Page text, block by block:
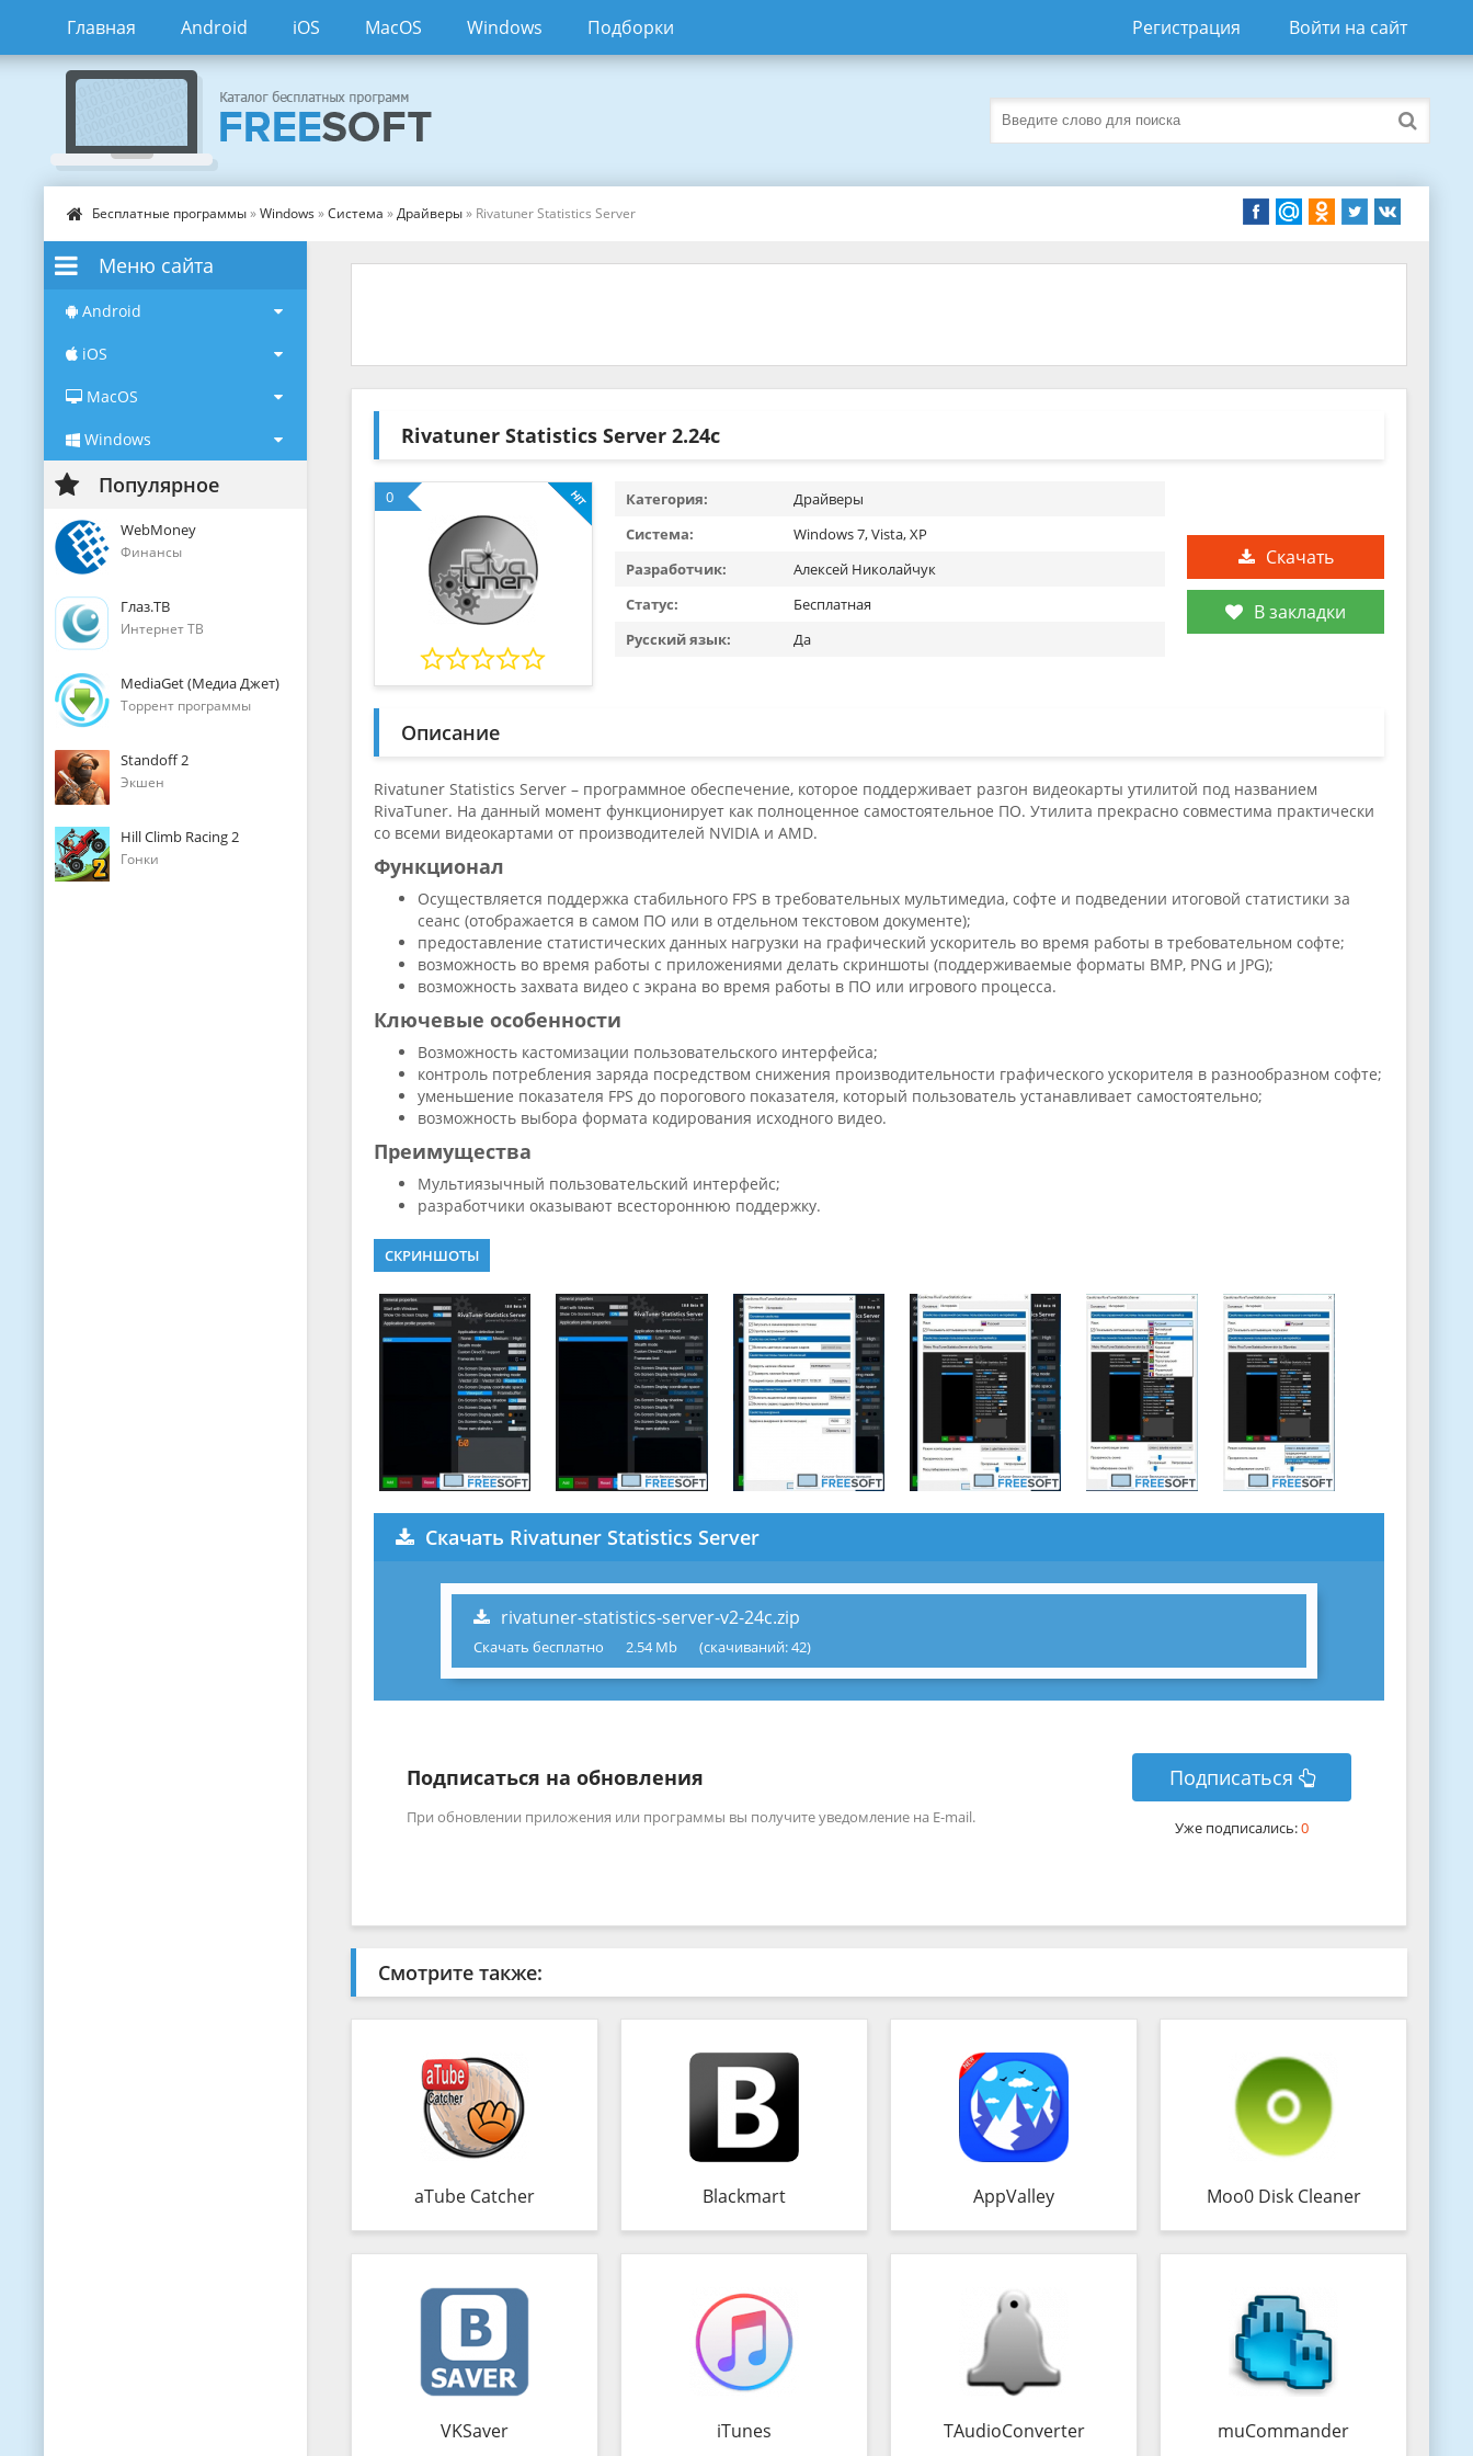
Главная Android iOS MacOS Windows Подборки Регистрация Войти на сайт
Бесплатные программы»Windows »Система »Драйверы» Rivatuner Statistics Server
Меню сайта
Android
iOS
MacOS
Windows
Популярное
WebMoney
Финансы
Глаз.ТВ
Интернет ТВ
MediaGet (Медиа Джет)
Торрент программы
Standoff 2
Экшен
Hill Climb Racing 2
Гонки
Rivatuner Statistics Server 2.24c
0
Скачать
В закладки
Категория:
Драйверы
Система:
Windows 7, Vista, XP
Разработчик:
Алексей Николайчук
Статус:
Бесплатная
Русский язык:
Да
Описание
Rivatuner Statistics Server – программное обеспечение, которое поддерживает разгон видеокарты утилитой под названием
RivaTuner. На данный момент функционирует как полноценное самостоятельное ПО. Утилита прекрасно совместима практически
со всеми видеокартами от производителей NVIDIA и AMD.
Функционал
Осуществляется поддержка стабильного FPS в требовательных мультимедиа, софте и подведении итоговой статистики за
сеанс (отображается в самом ПО или в отдельном текстовом документе);
предоставление статистических данных нагрузки на графический ускоритель во время работы в требовательном софте;
возможность во время работы с приложениями делать скриншоты (поддерживаемые форматы BMP, PNG и JPG);
возможность захвата видео с экрана во время работы в ПО или игрового процесса.
Ключевые особенности
Возможность кастомизации пользовательского интерфейса;
контроль потребления заряда посредством снижения производительности графического ускорителя в разнообразном софте;
уменьшение показателя FPS до порогового показателя, который пользователь устанавливает самостоятельно;
возможность выбора формата кодирования исходного видео.
Преимущества
Мультиязычный пользовательский интерфейс;
разработчики оказывают всестороннюю поддержку.
СКРИНШОТЫ
Скачать Rivatuner Statistics Server
rivatuner-statistics-server-v2-24c.zip
Скачать бесплатно 2.54 Mb (cкачиваний: 42)
Подписаться на обновления
При обновлении приложения или программы вы получите уведомление на E-mail.
Подписаться
Уже подписались:0
Смотрите также:
aTube Catcher Blackmart AppValley Moo0 Disk Cleaner
VKSaver iTunes TAudioConverter muCommander